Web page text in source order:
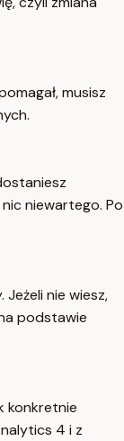
musisz
niewartego. Po
nie wiesz,
podstawie
konkretnie
4 i z